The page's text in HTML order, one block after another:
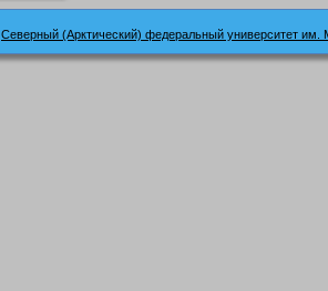
Северный (Арктический) федеральный университет